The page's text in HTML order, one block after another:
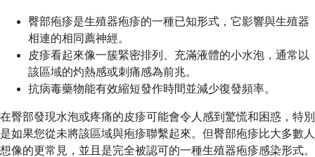
臀部疱疹是生殖器疱疹的一種已知形式，它影響與生殖器
相連的相同薦神經。
皮疹看起來像一簇緊密排列、充滿液體的小水泡，通常以
該區域的灼熱感或刺痛感為前兆。
抗病毒藥物能有效縮短發作時間並減少復發頻率。
在臀部發現水泡或疼痛的皮疹可能會令人感到驚慌和困惑，特別
是如果您從未將該區域與疱疹聯繫起來。但臀部疱疹比大多數人
想像的更常見，並且是完全被認可的一種生殖器疱疹感染形式。